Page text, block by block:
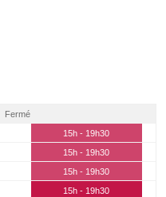
Fermé
15h - 19h30
15h - 19h30
15h - 19h30
15h - 19h30